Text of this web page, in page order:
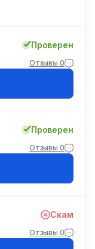
Проверен
Отзывы 0
Проверен
Отзывы 0
Скам
Отзывы 0